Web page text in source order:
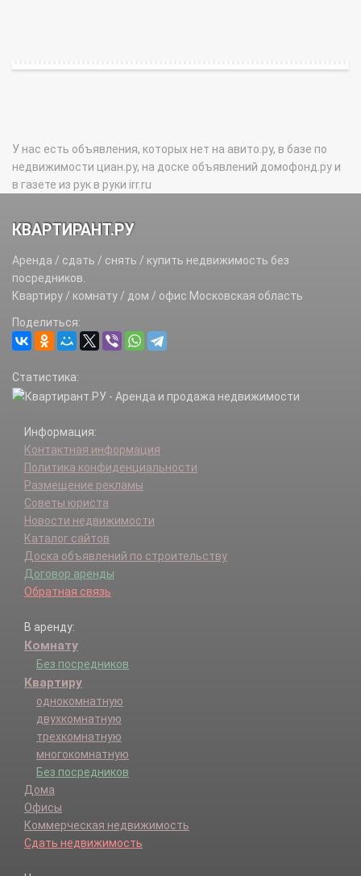
У нас есть объявления, которых нет на авито.ру, в базе по
недвижимости циан.ру, на доске объявлений домофонд.ру и
в газете из рук в руки irr.ru
КВАРТИРАНТ.РУ
Аренда / сдать / снять / купить недвижимость без
посредников.
Квартиру / комнату / дом / офис Московская область
Поделиться:
Статистика:
Информация:
Контактная информация
Политика конфиденциальности
Размещение рекламы
Советы юриста
Новости недвижимости
Каталог сайтов
Доска объявлений по строительству
Договор аренды
Обратная связь
В аренду:
Комнату
Без посредников
Квартиру
однокомнатную
двухкомнатную
трехкомнатную
многокомнатную
Без посредников
Дома
Офисы
Коммерческая недвижимость
Сдать недвижимость